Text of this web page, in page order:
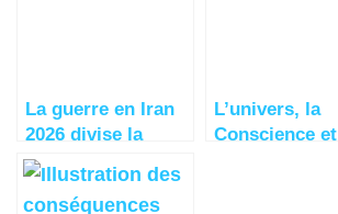
La guerre en Iran
2026 divise la
France sur son
avenir
L’univers, la
Conscience et